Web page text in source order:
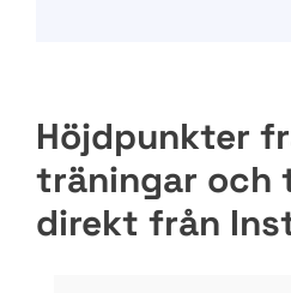
Höjdpunkter
träningar och
direkt från